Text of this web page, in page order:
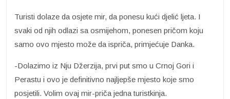
Turisti dolaze da osjete mir, da ponesu kući djelić ljeta. I
svaki od njih odlazi sa osmijehom, ponesen pričom koju
samo ovo mjesto može da ispriča, primjećuje Danka.
-Dolazimo iz Nju Džerzija, prvi put smo u Crnoj Gori i
Perastu i ovo je definitivno najljepše mjesto koje smo
posjetili. Volim ovaj mir-priča jedna turistkinja.